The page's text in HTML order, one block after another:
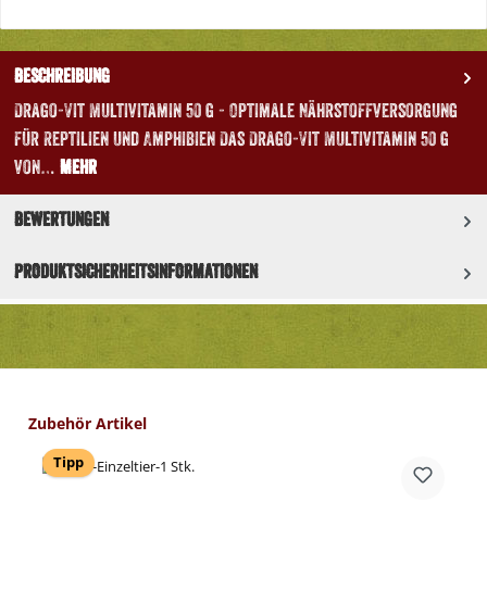
Beschreibung
Drago-Vit Multivitamin 50 g - Optimale Nährstoffversorgung
für Reptilien und Amphibien Das Drago-Vit Multivitamin 50 g
von… Mehr
Bewertungen
Produktsicherheitsinformationen
Produktgalerie überspringen
Zubehör Artikel
Tipp